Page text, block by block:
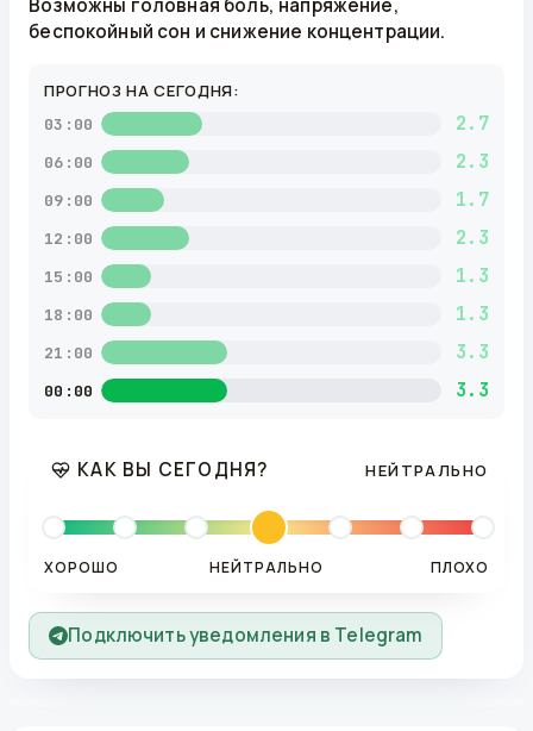
Возможны головная боль, напряжение,
беспокойный сон и снижение концентрации.
ПРОГНОЗ НА СЕГОДНЯ:
03:00 2.7
06:00 2.3
09:00 1.7
12:00 2.3
15:00 1.3
18:00 1.3
21:00 3.3
00:00 3.3
КАК ВЫ СЕГОДНЯ? НЕЙТРАЛЬНО
ХОРОШО НЕЙТРАЛЬНО ПЛОХО
Подключить уведомления в Telegram